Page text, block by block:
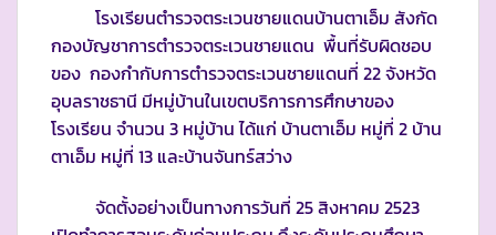
โรงเรียนตำรวจตระเวนชายแดนบ้านตาเอ็ม สังกัด
กองบัญชาการตำรวจตระเวนชายแดน พื้นที่รับผิดชอบ
ของ กองกำกับการตำรวจตระเวนชายแดนที่ 22 จังหวัด
อุบลราชธานี มีหมู่บ้านในเขตบริการการศึกษาของ
โรงเรียน จำนวน 3 หมู่บ้าน ได้แก่ บ้านตาเอ็ม หมู่ที่ 2 บ้าน
ตาเอ็ม หมู่ที่ 13 และบ้านจันทร์สว่าง
จัดตั้งอย่างเป็นทางการวันที่ 25 สิงหาคม 2523